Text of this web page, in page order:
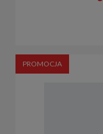
PROMOCJA